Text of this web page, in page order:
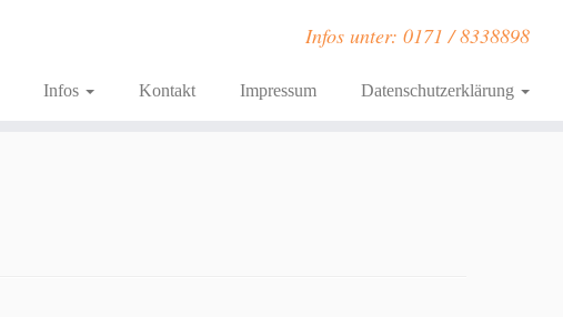
Infos unter: 0171 / 8338898
Infos Kontakt Impressum Datenschutzerklärung